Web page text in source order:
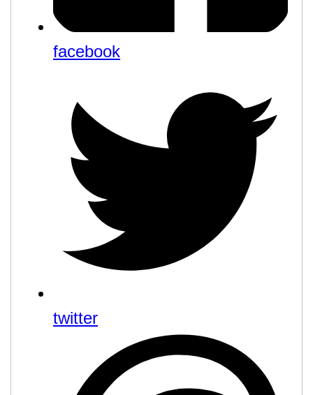
facebook
twitter